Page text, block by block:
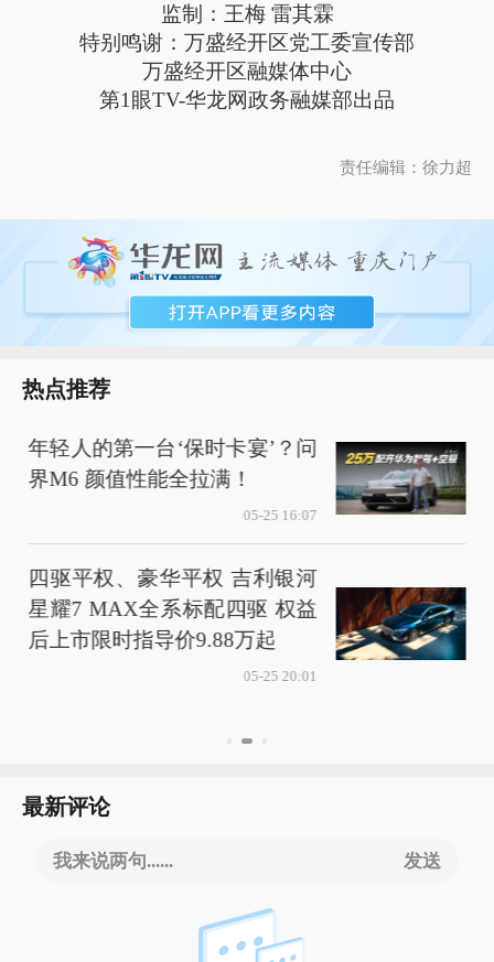
监制：王梅 雷其霖
特别鸣谢：万盛经开区党工委宣传部
万盛经开区融媒体中心
第1眼TV-华龙网政务融媒部出品
责任编辑：徐力超
热点推荐
年轻人的第一台‘保时卡宴’？问
界M6 颜值性能全拉满！
05-25 16:07
四驱平权、豪华平权 吉利银河
星耀7 MAX全系标配四驱 权益
后上市限时指导价9.88万起
05-25 20:01
最新评论
我来说两句...... 发送